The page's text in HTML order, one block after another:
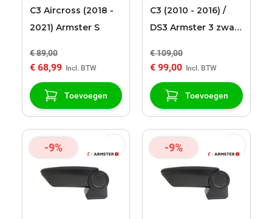
C3 Aircross (2018 -
2021) Armster S
€ 89,00
€ 68,99
Toevoegen
C3 (2010 - 2016) /
DS3 Armster 3 zwart
€ 109,00
€ 99,00
Toevoegen
-9% -9%